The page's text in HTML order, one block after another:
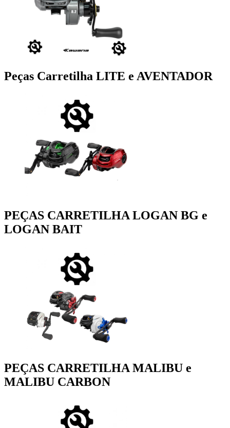
Peças Carretilha LITE e AVENTADOR
PEÇAS CARRETILHA LOGAN BG e
LOGAN BAIT
PEÇAS CARRETILHA MALIBU e
MALIBU CARBON